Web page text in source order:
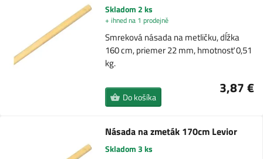
Skladom 2 ks
+ ihned na 1 prodejně
Smreková násada na metličku, dĺžka
160 cm, priemer 22 mm, hmotnosť 0,51
kg.
3,87 €
Do košíka
Násada na zmeták 170cm Levior
Skladom 3 ks